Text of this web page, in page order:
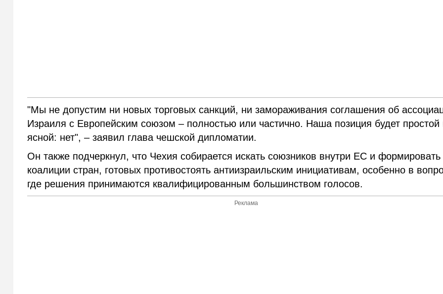
"Мы не допустим ни новых торговых санкций, ни замораживания соглашения об
Израиля с Европейским союзом – полностью или частично. Наша позиция будет простой
ясной: нет", – заявил глава чешской дипломатии.
Он также подчеркнул, что Чехия собирается искать союзников внутри ЕС и формировать
коалиции стран, готовых противостоять антиизраильским инициативам, особенно в
где решения принимаются квалифицированным большинством голосов.
Реклама